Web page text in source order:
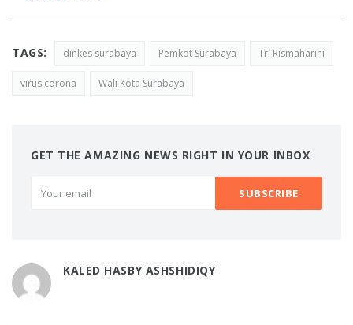
TAGS: dinkes surabaya Pemkot Surabaya Tri Rismaharini
virus corona Wali Kota Surabaya
GET THE AMAZING NEWS RIGHT IN YOUR INBOX
KALED HASBY ASHSHIDIQY